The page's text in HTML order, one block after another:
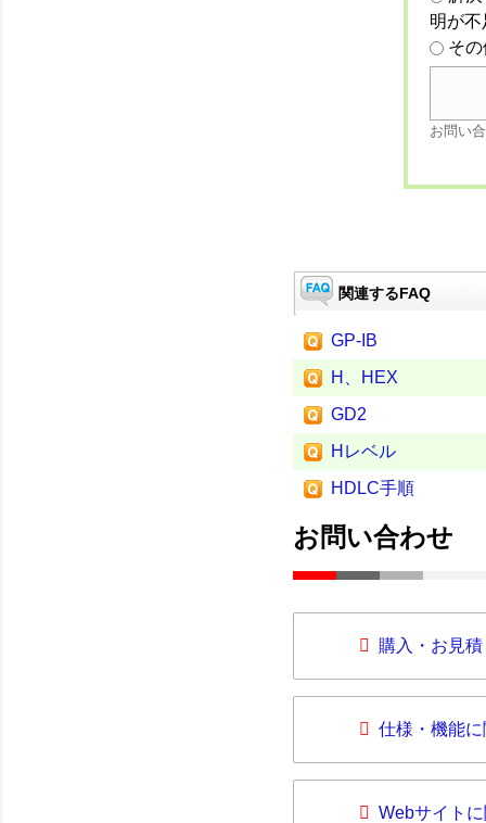
明が
そ
お問い
関連するFAQ
GP-IB
H、HEX
GD2
Hレベル
HDLC手順
お問い合わせ
購入・お見
仕様・機能
Webサイト